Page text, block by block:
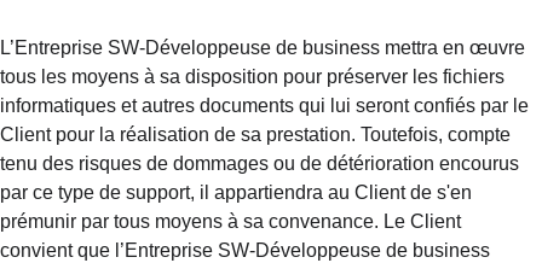
L’Entreprise SW-Développeuse de business mettra en œuvre
tous les moyens à sa disposition pour préserver les fichiers
informatiques et autres documents qui lui seront confiés par le
Client pour la réalisation de sa prestation. Toutefois, compte
tenu des risques de dommages ou de détérioration encourus
par ce type de support, il appartiendra au Client de s'en
prémunir par tous moyens à sa convenance. Le Client
convient que l’Entreprise SW-Développeuse de business